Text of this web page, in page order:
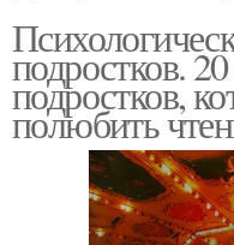
подростков.
подростков,
полюбить